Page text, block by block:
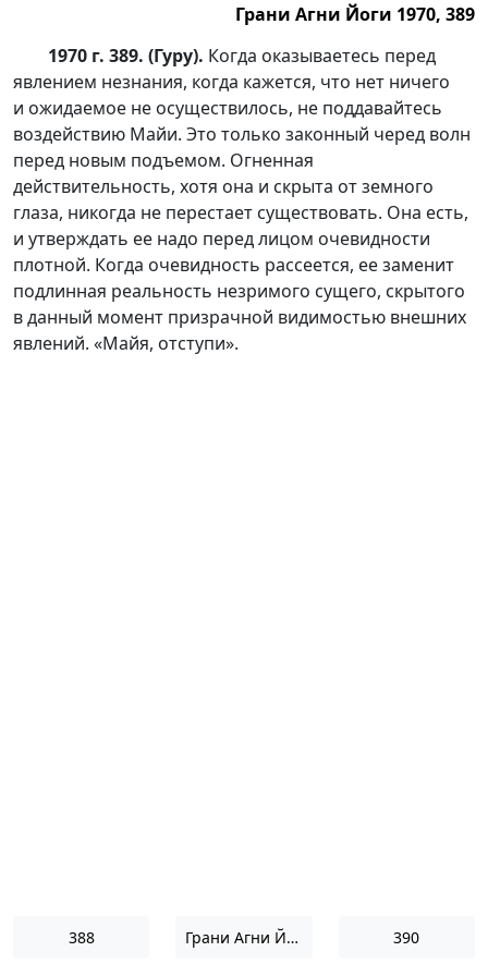
Грани Агни Йоги 1970, 389
1970 г. 389. (Гуру). Когда оказываетесь перед
явлением незнания, когда кажется, что нет ничего
и ожидаемое не осуществилось, не поддавайтесь
воздействию Майи. Это только законный черед волн
перед новым подъемом. Огненная
действительность, хотя она и скрыта от земного
глаза, никогда не перестает существовать. Она есть,
и утверждать ее надо перед лицом очевидности
плотной. Когда очевидность рассеется, ее заменит
подлинная реальность незримого сущего, скрытого
в данный момент призрачной видимостью внешних
явлений. «Майя, отступи».
388 Грани Агни Йоги 1970 390